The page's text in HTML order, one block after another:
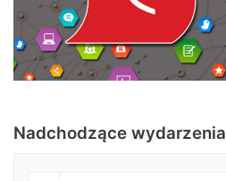
Nadchodzące wydarzenia